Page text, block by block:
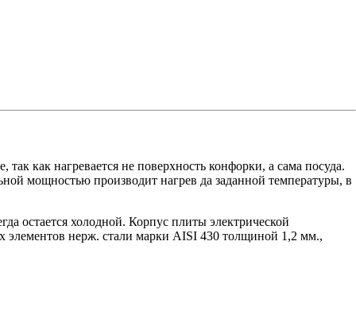
как нагревается не поверхность конфорки, а сама посуда.
мощностью производит нагрев да заданной температуры, в
остается холодной. Корпус плиты электрической
нерж. стали марки AISI 430 толщиной 1,2 мм.,